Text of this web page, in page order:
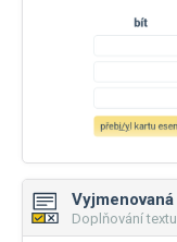
Doplňování